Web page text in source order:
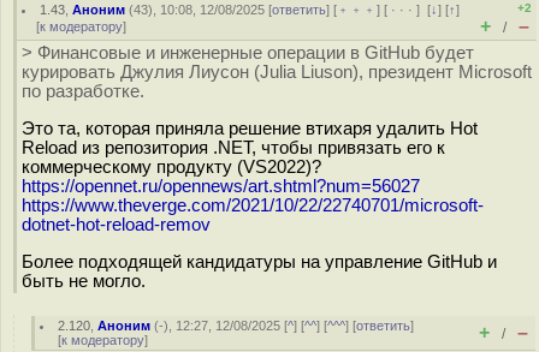
1.43 ,Аноним (43), 10:08, 12/08/2025 [ответить] [ ﹢﹢﹢] [ · · ·][↓] [↑]
[к модератору]
+2
+ / –
> Финансовые и инженерные операции в GitHub будет
курировать Джулия Лиусон (Julia Liuson), президент Microsoft
по разработке.
Это та, которая приняла решение втихаря удалить Hot
Reload из репозитория .NET, чтобы привязать его к
коммерческому продукту (VS2022)?
https://opennet.ru/opennews/art.shtml?num=56027
https://www.theverge.com/2021/10/22/22740701/microsoft-
dotnet-hot-reload-remov
Более подходящей кандидатуры на управление GitHub и
быть не могло.
2.120 ,Аноним (-), 12:27, 12/08/2025 [^] [^^] [^^^] [ответить]
[к модератору] + / –